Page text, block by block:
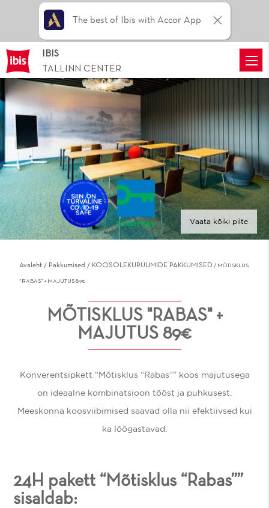
Vaata kõiki pilte
Avaleht Pakkumised KOOSOLEKURUUMIDE PAKKUMISED MÕTISKLUS
“RABAS” + MAJUTUS 89€
MÕTISKLUS "RABAS" +
MAJUTUS 89€
​Konverentsipkett “Mõtisklus “Rabas”” koos majutusega
on ideaalne kombinatsioon tööst ja puhkusest.
Meeskonna koosviibimised saavad olla nii efektiivsed kui
ka lõõgastavad.
24H pakett “Mõtisklus “Rabas””
sisaldab:
IBIS
TALLINN CENTER
The best of Ibis with Accor App